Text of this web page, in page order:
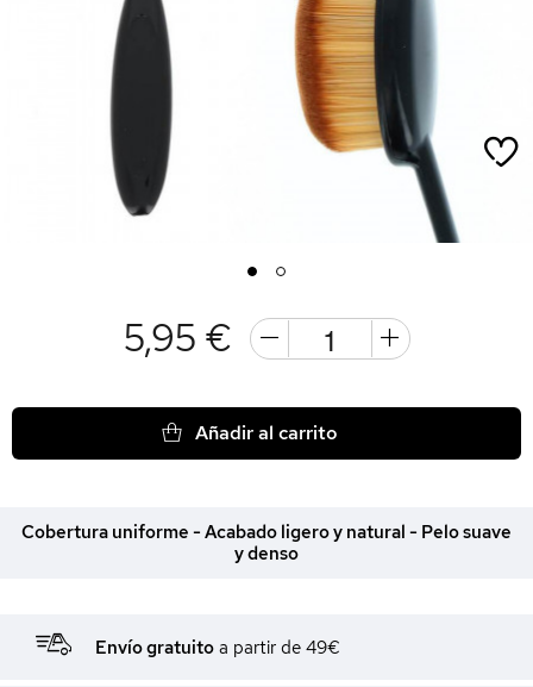
1 2
5,95 €
Añadir al carrito
Cobertura uniforme - Acabado ligero y natural - Pelo suave
y denso
Envío gratuito a partir de 49€